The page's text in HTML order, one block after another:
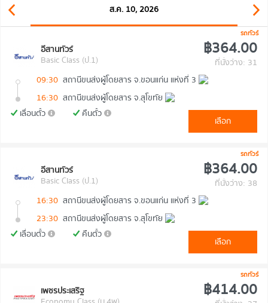
ส.ค. 10, 2026
รถทัวร์
อีสานทัวร์
Basic Class (ป.1)
฿364.00
ที่นั่งว่าง: 31
09:30 สถานีขนส่งผู้โดยสาร จ.ขอนแก่น แห่งที่ 3
16:30 สถานีขนส่งผู้โดยสาร จ.สุโขทัย
เลื่อนตั๋ว
คืนตั๋ว
เลือก
รถทัวร์
อีสานทัวร์
Basic Class (ป.1)
฿364.00
ที่นั่งว่าง: 38
16:30 สถานีขนส่งผู้โดยสาร จ.ขอนแก่น แห่งที่ 3
23:30 สถานีขนส่งผู้โดยสาร จ.สุโขทัย
เลื่อนตั๋ว
คืนตั๋ว
เลือก
รถทัวร์
เพชรประเสริฐ
฿414.00